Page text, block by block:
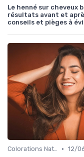
Le henné sur cheveux
résultats avant et
conseils et pièges à
Colorations Naturelles et Bio • 12/